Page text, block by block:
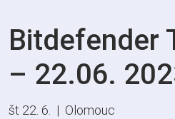
Bitdefender
– 22.06.
št 22. 6.
  |
Olomouc